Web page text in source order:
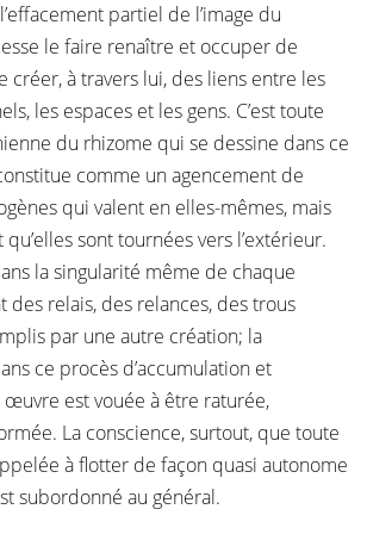
partiel de l’image du
le faire renaître et occuper de
créer, à travers lui, des liens entre les
les espaces et les gens. C’est toute
du rhizome qui se dessine dans ce
comme un agencement de
qui valent en elles-mêmes, mais
sont tournées vers l’extérieur.
la singularité même de chaque
des relais, des relances, des trous
par une autre création; la
ce procès d’accumulation et
œuvre est vouée à être raturée,
La conscience, surtout, que toute
à flotter de façon quasi autonome
subordonné au général.